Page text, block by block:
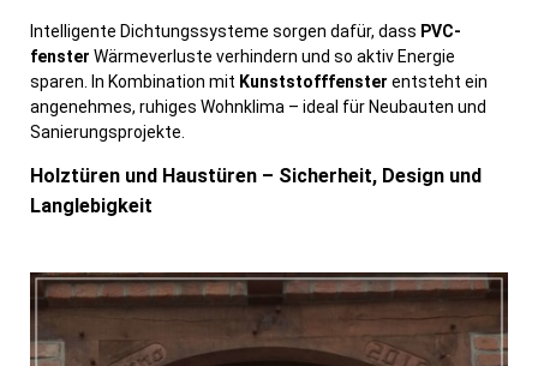
Intelligente Dichtungssysteme sorgen dafür, dass PVC-
fenster Wärmeverluste verhindern und so aktiv Energie
sparen. In Kombination mit Kunststofffenster entsteht ein
angenehmes, ruhiges Wohnklima – ideal für Neubauten und
Sanierungsprojekte.
Holztüren und Haustüren – Sicherheit, Design und
Langlebigkeit